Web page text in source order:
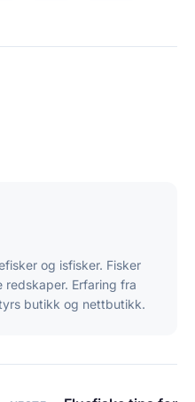
og isfisker. Fisker
redskaper. Erfaring fra
butikk og nettbutikk.